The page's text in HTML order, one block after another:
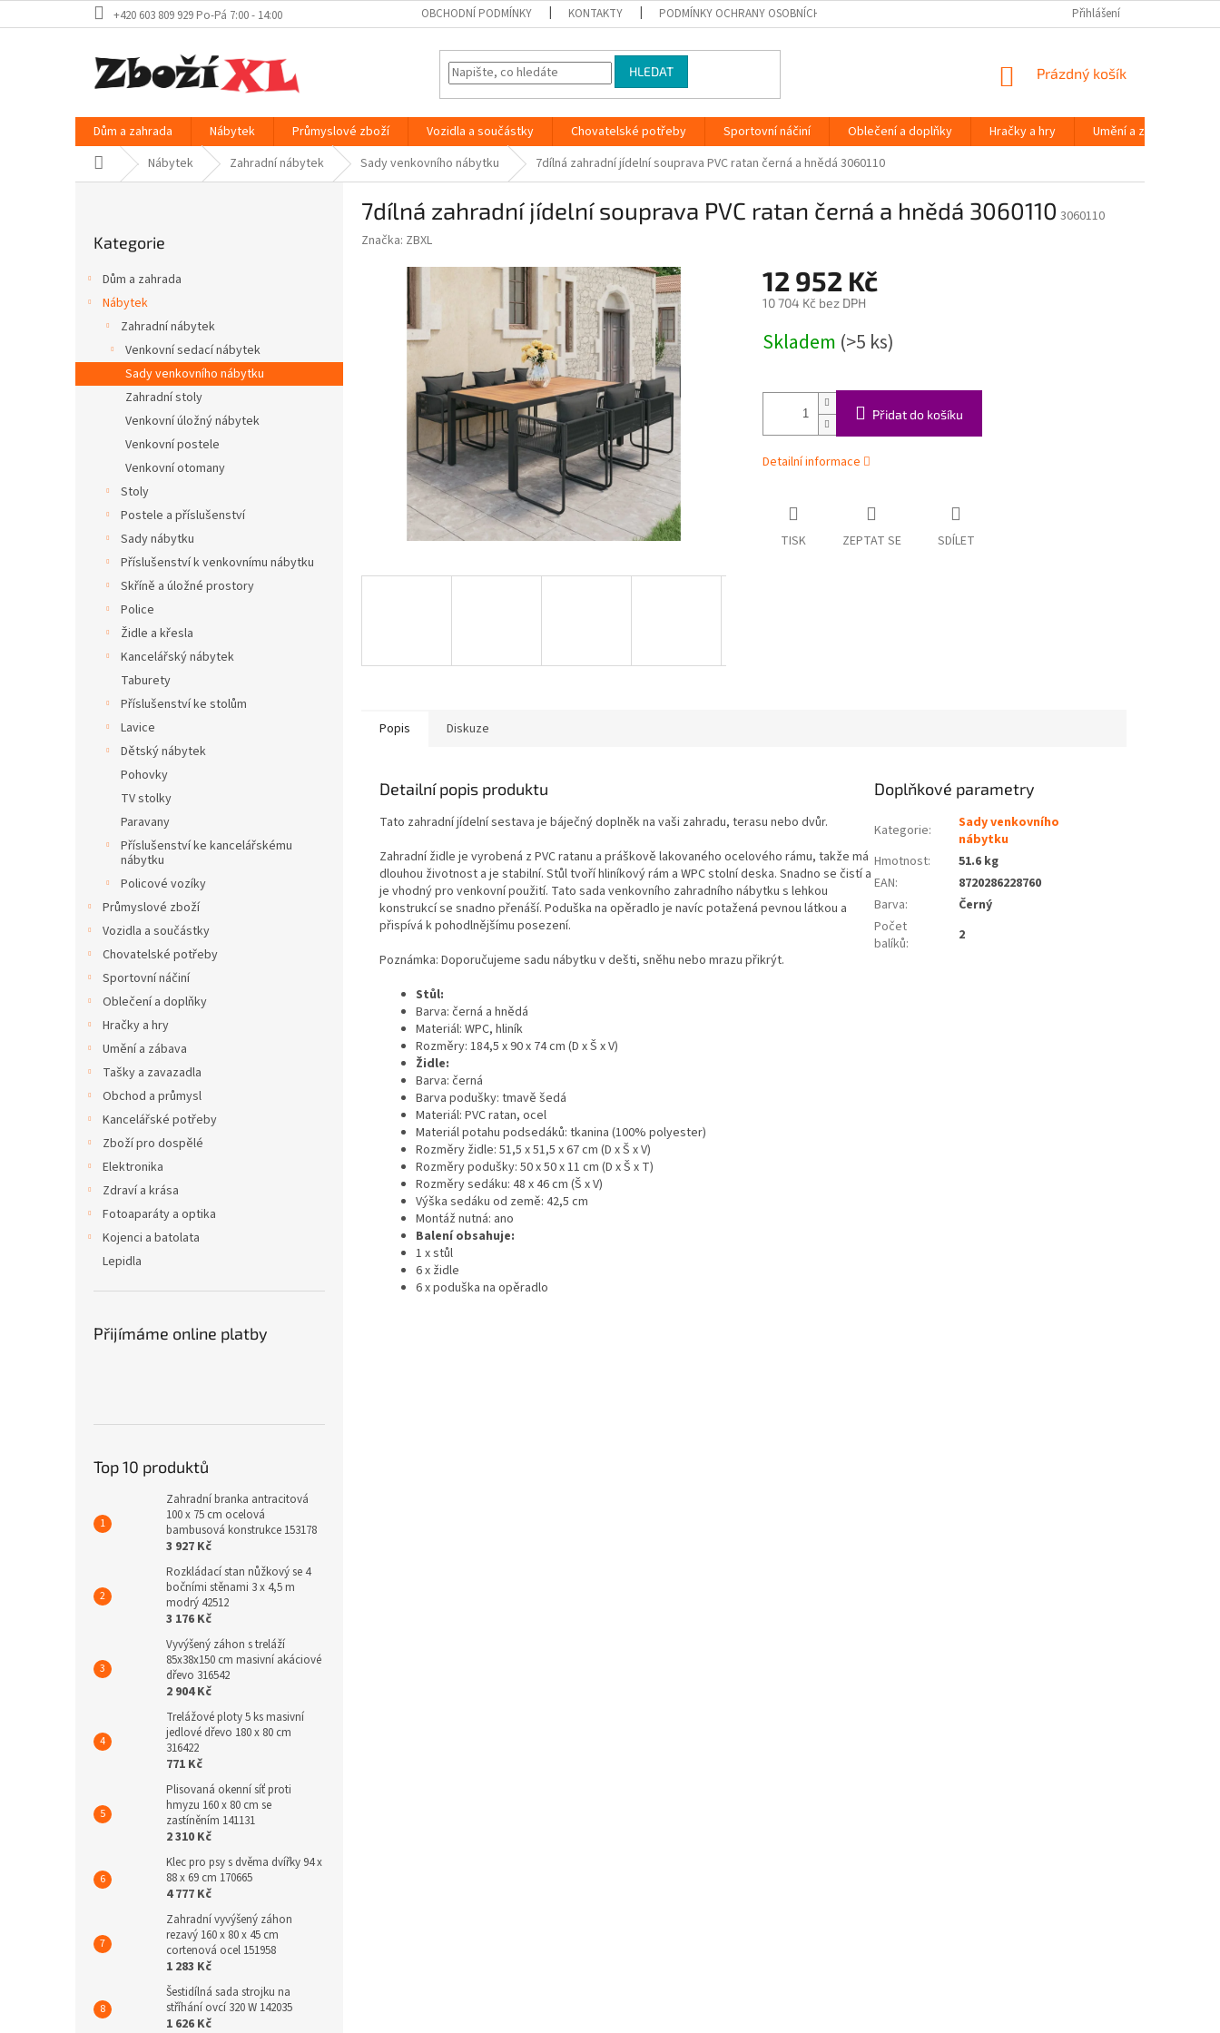
na
+420 603 809 929 Po-Pá 7:00 - 14:00 OBCHODNÍ PODMÍNKY KONTAKTY PODMÍNKY OCHRANY OSOBNÍCH ÚDAJŮ Přihlášení
HLEDAT
NÁKUPNÍ
Prázdný košík
Dům a zahrada Nábytek Průmyslové zboží Vozidla a součástky Chovatelské potřeby Sportovní náčiní Oblečení a doplňky Hračky a hry Umění a zábava
Domů Nábytek Zahradní nábytek Sady venkovního nábytku 7dílná zahradní jídelní souprava PVC ratan černá a hnědá 3060110
a
kategorie
Kategorie
Dům a zahrada
Nábytek
Zahradní nábytek
Venkovní sedací nábytek
Sady venkovního nábytku
Zahradní stoly
Venkovní úložný nábytek
Venkovní postele
Venkovní otomany
Stoly
Postele a příslušenství
Sady nábytku
Příslušenství k venkovnímu nábytku
Skříně a úložné prostory
Police
Židle a křesla
Kancelářský nábytek
Taburety
Příslušenství ke stolům
Lavice
Dětský nábytek
Pohovky
TV stolky
Paravany
Příslušenství ke kancelářskému
nábytku
Policové vozíky
Průmyslové zboží
Vozidla a součástky
Chovatelské potřeby
Sportovní náčiní
Oblečení a doplňky
Hračky a hry
Umění a zábava
Tašky a zavazadla
Obchod a průmysl
Kancelářské potřeby
Zboží pro dospělé
Elektronika
Zdraví a krása
Fotoaparáty a optika
Kojenci a batolata
Lepidla
Přijímáme online platby
Top 10 produktů
Zahradní branka antracitová
100 x 75 cm ocelová
bambusová konstrukce 153178
3 927 Kč
Rozkládací stan nůžkový se 4
bočními stěnami 3 x 4,5 m
modrý 42512
3 176 Kč
Vyvýšený záhon s treláží
85x38x150 cm masivní akáciové
dřevo 316542
2 904 Kč
Trelážové ploty 5 ks masivní
jedlové dřevo 180 x 80 cm
316422
771 Kč
Plisovaná okenní síť proti
hmyzu 160 x 80 cm se
zastíněním 141131
2 310 Kč
Klec pro psy s dvěma dvířky 94 x
88 x 69 cm 170665
4 777 Kč
Zahradní vyvýšený záhon
rezavý 160 x 80 x 45 cm
cortenová ocel 151958
1 283 Kč
Šestidílná sada strojku na
stříhání ovcí 320 W 142035
1 626 Kč
7dílná zahradní jídelní souprava PVC ratan černá a hnědá 3060110 3060110
Značka: ZBXL
12 952 Kč
10 704 Kč bez DPH
cena:
Skladem (>5 ks)
Přidat do košíku
Detailní informace
TISK ZEPTAT SE SDÍLET
Popis Diskuze
Detailní popis produktu
Tato zahradní jídelní sestava je báječný doplněk na vaši zahradu, terasu nebo dvůr.
Zahradní židle je vyrobená z PVC ratanu a práškově lakovaného ocelového rámu, takže má
dlouhou životnost a je stabilní. Stůl tvoří hliníkový rám a WPC stolní deska. Snadno se čistí a
je vhodný pro venkovní použití. Tato sada venkovního zahradního nábytku s lehkou
konstrukcí se snadno přenáší. Poduška na opěradlo je navíc potažená pevnou látkou a
přispívá k pohodlnějšímu posezení.
Poznámka: Doporučujeme sadu nábytku v dešti, sněhu nebo mrazu přikrýt.
Stůl:
Barva: černá a hnědá
Materiál: WPC, hliník
Rozměry: 184,5 x 90 x 74 cm (D x Š x V)
Židle:
Barva: černá
Barva podušky: tmavě šedá
Materiál: PVC ratan, ocel
Materiál potahu podsedáků: tkanina (100% polyester)
Rozměry židle: 51,5 x 51,5 x 67 cm (D x Š x V)
Rozměry podušky: 50 x 50 x 11 cm (D x Š x T)
Rozměry sedáku: 48 x 46 cm (Š x V)
Výška sedáku od země: 42,5 cm
Montáž nutná: ano
Balení obsahuje:
1 x stůl
6 x židle
6 x poduška na opěradlo
Doplňkové parametry
Kategorie:
Sady venkovního
nábytku
Hmotnost:
51.6 kg
EAN:
8720286228760
Barva:
Černý
Počet
balíků: 2